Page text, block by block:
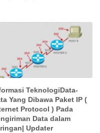
TeknologiData-
Yang Dibawa Paket IP (
Protocol ) Pada
Data dalam
Updater